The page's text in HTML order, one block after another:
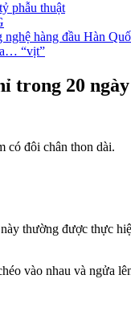
phẫu thuật
hàng đầu Hàn
“vịt”
trong 20 ngày
có đôi chân thon dài.
thường được thực
vào nhau và ngửa